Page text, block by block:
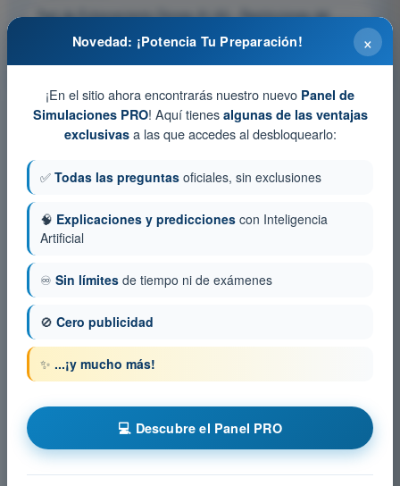
Test de Entrenamiento Drones A1-A3 - Restricciones del
Examen en PDF Drones A1-A3 - Restricciones del espacio
aéreo
×
Novedad: ¡Potencia Tu Preparación!
¡En el sitio ahora encontrarás nuestro nuevo Panel de
Simulaciones PRO! Aquí tienes algunas de las ventajas
exclusivasa las que accedes al desbloquearlo:
✅ Todas las preguntas oficiales, sin exclusiones
🧠 Explicaciones y predicciones con Inteligencia
Artificial
♾️ Sin límites de tiempo ni de exámenes
🚫 Cero publicidad
✨ ...¡y mucho más!
💻 Descubre el Panel PRO